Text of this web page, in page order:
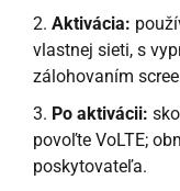
Aktivácia:
vlastnej sieti, s
zálohovaním
Po aktivácii:
povoľte VoLTE;
poskytovateľa.